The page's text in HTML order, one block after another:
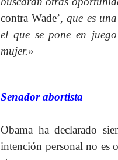
contra Wade’, que es
el que se pone en
mujer.»
Senador abortista
Obama ha declarado
intención personal no es